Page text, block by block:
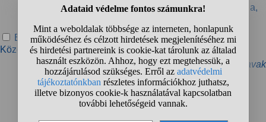
Kommunikációs Középiskola,
Európa Alapítvány
Középfokú Intézet
Európa Bajnokság 2024
» További kapcsolódó kulcsszavak
Talált kérdések: